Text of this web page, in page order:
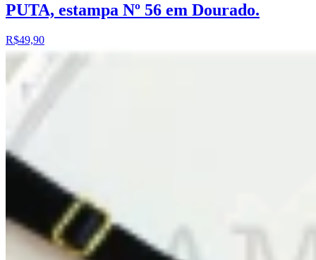
PUTA, estampa Nº 56 em Dourado.
R$49,90